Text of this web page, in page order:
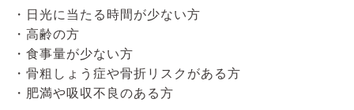
・日光に当たる時間が少ない方
・高齢の方
・食事量が少ない方
・骨粗しょう症や骨折リスクがある方
・肥満や吸収不良のある方